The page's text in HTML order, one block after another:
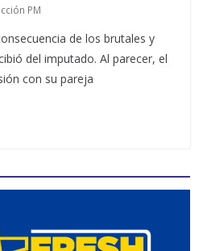
PM
de los brutales y
del imputado. Al parecer, el
con su pareja